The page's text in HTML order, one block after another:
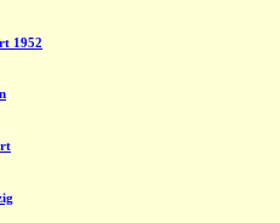
1952